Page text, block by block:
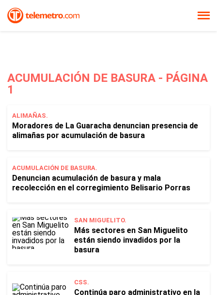
ACUMULACIÓN DE BASURA - PÁGINA
1
ALIMAÑAS.
Moradores de La Guaracha denuncian presencia de
alimañas por acumulación de basura
ACUMULACIÓN DE BASURA.
Denuncian acumulación de basura y mala
recolección en el corregimiento Belisario Porras
SAN MIGUELITO.
Más sectores en San Miguelito
están siendo invadidos por la
basura
CSS.
Continúa paro administrativo en la